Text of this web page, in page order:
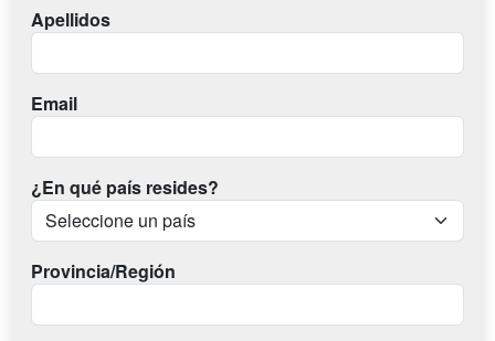
Apellidos
Email
¿En qué país resides?
Provincia/Región